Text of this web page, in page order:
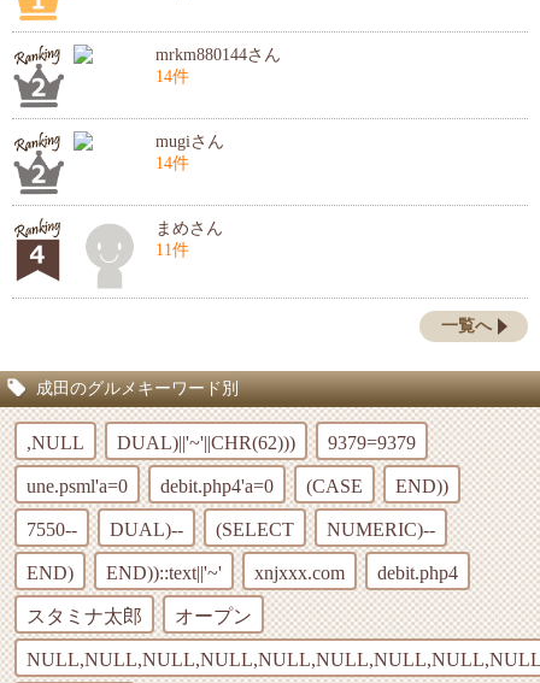
mrkm880144さん
14件
mugiさん
14件
まめさん
11件
一覧へ
成田のグルメキーワード別
,NULL DUAL)||'~'||CHR(62))) 9379=9379
une.psml'a=0 debit.php4'a=0 (CASE END))
7550-- DUAL)-- (SELECT NUMERIC)--
END) END))::text||'~' xnjxxx.com debit.php4
スタミナ太郎 オープン